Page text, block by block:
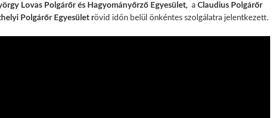
Lovas Polgárőr és Hagyományőrző Egyesület, a Claudius Polgárőr
Polgárőr Egyesület rövid időn belül önkéntes szolgálatra jelentkezett.